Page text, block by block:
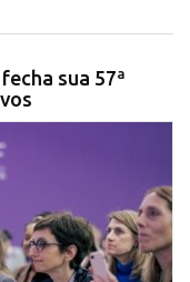
sua 57ª